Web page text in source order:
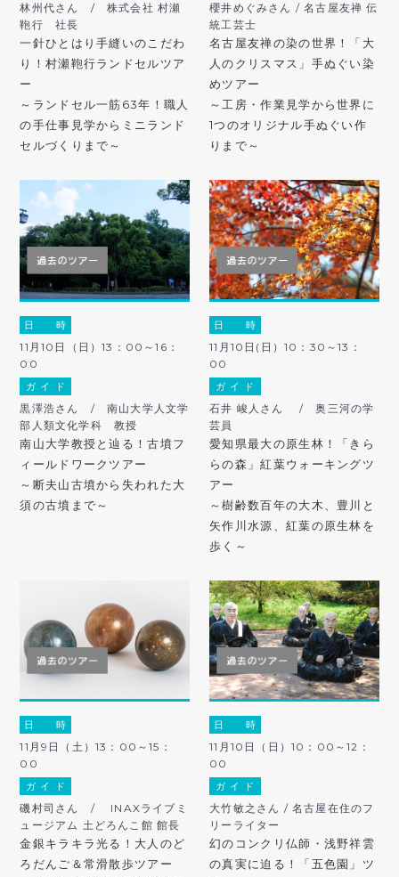
林州代さん / 株式会社 村瀬
鞄行 社長
一針ひとはり手縫いのこだわ
り！村瀬鞄行ランドセルツア
ー
～ランドセル一筋63年！職人
の手仕事見学からミニランド
セルづくりまで～
櫻井めぐみさん / 名古屋友禅 伝
統工芸士
名古屋友禅の染の世界！「大
人のクリスマス」手ぬぐい染
めツアー
～工房・作業見学から世界に
1つのオリジナル手ぬぐい作
りまで～
日 時
11月10日（日）13：00～16：
00
ガ イ ド
黒澤浩さん / 南山大学人文学
部人類文化学科 教授
南山大学教授と辿る！古墳フ
ィールドワークツアー
～断夫山古墳から失われた大
須の古墳まで～
日 時
11月10日(日）10：30～13：
00
ガ イ ド
石井 峻人さん / 奥三河の学
芸員
愛知県最大の原生林！「きら
らの森」紅葉ウォーキングツ
アー
～樹齢数百年の大木、豊川と
矢作川水源、紅葉の原生林を
歩く～
日 時
11月9日（土）13：00～15：
00
ガ イ ド
磯村司さん / INAXライブミ
ュージアム 土どろんこ館 館長
金銀キラキラ光る！大人のど
ろだんご＆常滑散歩ツアー
日 時
11月10日（日）10：00～12：
00
ガ イ ド
大竹敏之さん / 名古屋在住のフ
リーライター
幻のコンクリ仏師・浅野祥雲
の真実に迫る！「五色園」ツ